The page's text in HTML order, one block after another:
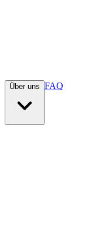
Über uns FAQ